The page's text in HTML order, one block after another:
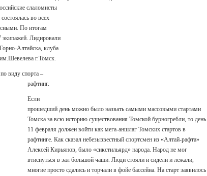
слаломисты
во всех
По итогам
Лидировали
Алтайска, клуба
г.Томск.
виду спорта –
рафтинг.
Если
прошедший день можно было назвать самыми массовыми стартами
Томска за всю историю существования Томской бурногребли, то день
11 февраля должен войти как мега-аншлаг Томских стартов в
рафтинге. Как сказал небезызвестный спортсмен из «Алтай-рафта»
Алексей Кирьянов, было «сикстильярд» народа. Народ не мог
втиснуться в зал большой чаши. Люди стояли и сидели и лежали,
многие просто сдались и торчали в фойе бассейна. На старт заявилось